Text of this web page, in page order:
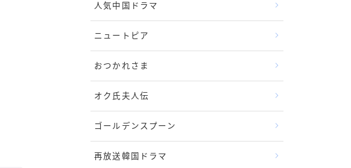
人気中国ドラマ
ニュートピア
おつかれさま
オク氏夫人伝
ゴールデンスプーン
再放送韓国ドラマ